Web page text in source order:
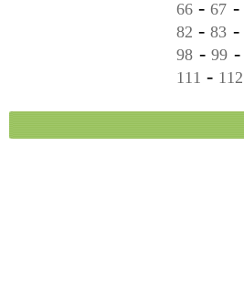
66 -67 -
82 -83 -
98 -99 -
111 - 112